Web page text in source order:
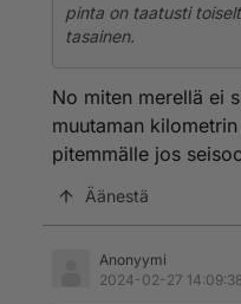
pinta on taatusti
tasainen.
No miten merellä ei
muutaman
pitemmälle jos
Äänestä
Anonyymi
2024-02-27